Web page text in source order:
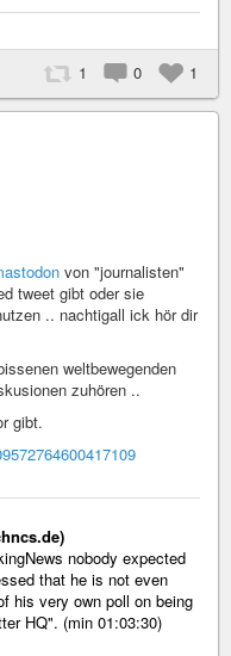
1 0 1
von "journalisten"
tweet gibt oder sie
.. nachtigall ick hör dir
weltbewegenden
zuhören ..
gibt.
nobody expected
that he is not even
his very own poll on being
HQ". (min 01:03:30)